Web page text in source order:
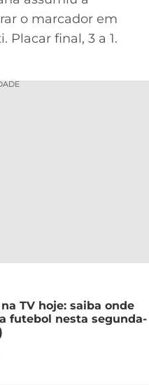
o marcador em
Placar final, 3 a 1.
TV hoje: saiba onde
futebol nesta segunda-